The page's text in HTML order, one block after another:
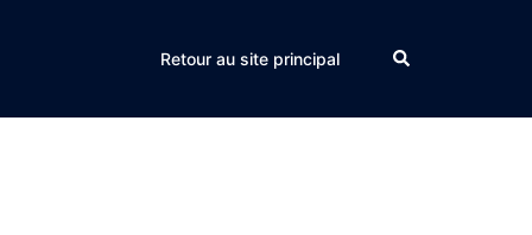
Retour au site principal Search